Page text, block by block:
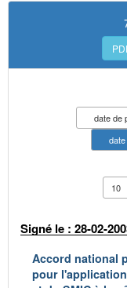
date de
10
Signé le : 28-02-
Accord national
pour